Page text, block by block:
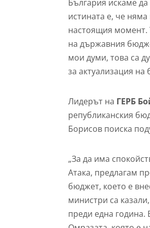
България искаме
истината е, че
настоящия момент.
на държавния
мои думи, това са
за актуализация
Лидерът на ГЕРБ
републиканския
Борисов поиска
„За да има
Атака, предлагам
бюджет, което е
министри са
преди една година.